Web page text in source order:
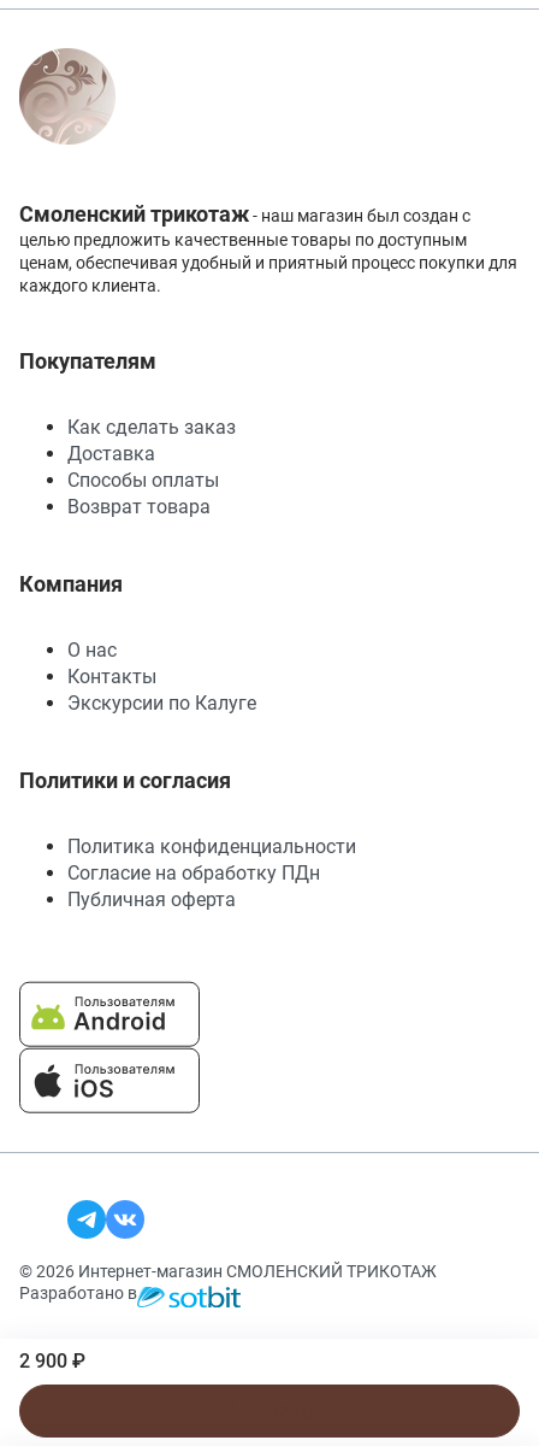
2 900 ₽
Смоленский трикотаж- наш магазин был создан с
целью предложить качественные товары по доступным
ценам, обеспечивая удобный и приятный процесс покупки для
каждого клиента.
Покупателям
Как сделать заказ
Доставка
Способы оплаты
Возврат товара
Компания
О нас
Контакты
Экскурсии по Калуге
Политики и согласия
Политика конфиденциальности
Согласие на обработку ПДн
Публичная оферта
© 2026 Интернет-магазин СМОЛЕНСКИЙ ТРИКОТАЖ
Разработано в